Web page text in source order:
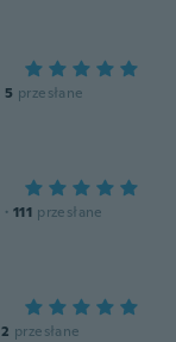
5 przesłane
· 111 przesłane
2 przesłane